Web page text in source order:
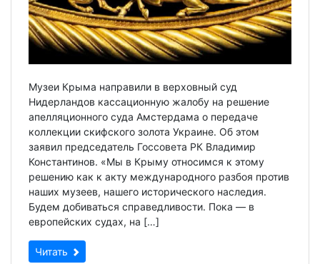
Музеи Крыма направили в верховный суд
Нидерландов кассационную жалобу на решение
апелляционного суда Амстердама о передаче
коллекции скифского золота Украине. Об этом
заявил председатель Госсовета РК Владимир
Константинов. «Мы в Крыму относимся к этому
решению как к акту международного разбоя против
наших музеев, нашего исторического наследия.
Будем добиваться справедливости. Пока — в
европейских судах, на […]
Читать